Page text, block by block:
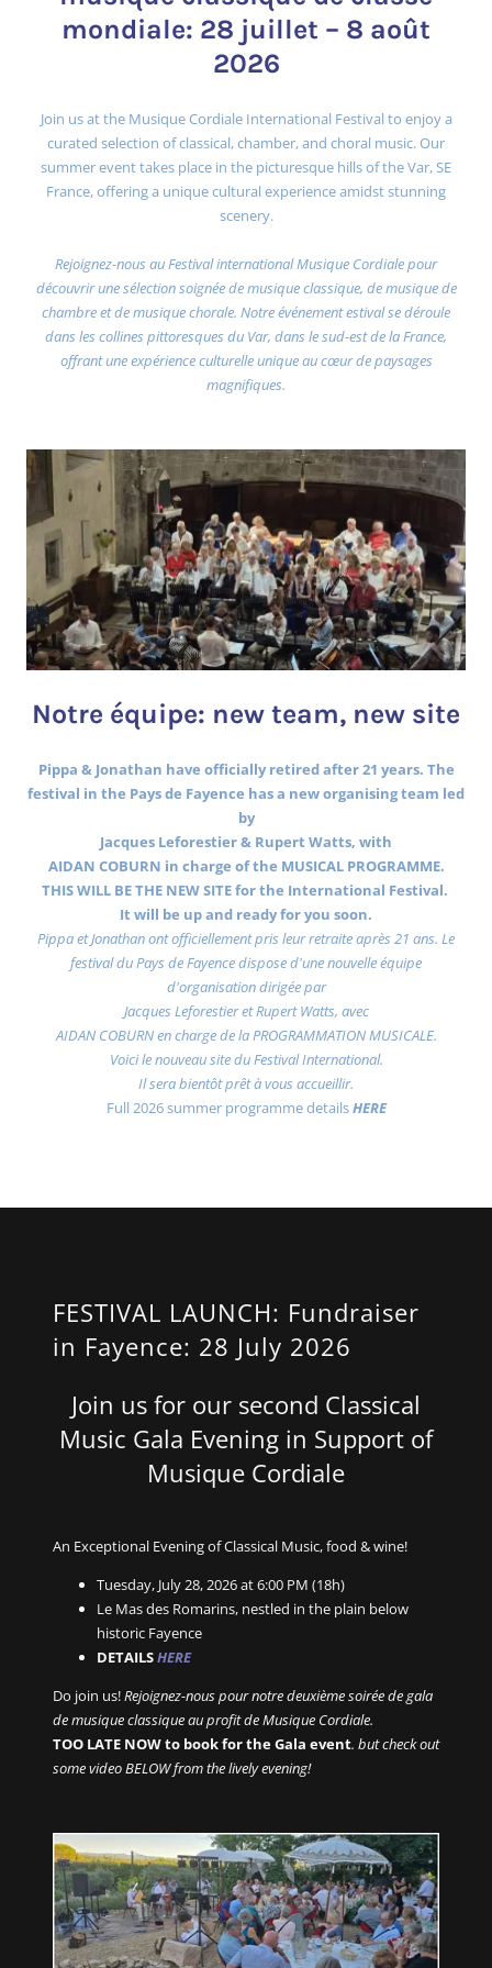
mondiale: 28 juillet – 8 août
2026
Join us at the Musique Cordiale International Festival to enjoy a
curated selection of classical, chamber, and choral music. Our
summer event takes place in the picturesque hills of the Var, SE
France, offering a unique cultural experience amidst stunning
scenery.
Rejoignez-nous au Festival international Musique Cordiale pour
découvrir une sélection soignée de musique classique, de musique de
chambre et de musique chorale. Notre événement estival se déroule
dans les collines pittoresques du Var, dans le sud-est de la France,
offrant une expérience culturelle unique au cœur de paysages
magnifiques.
Notre équipe: new team, new site
Pippa & Jonathan have officially retired after 21 years. The
festival in the Pays de Fayence has a new organising team led
by
Jacques Leforestier & Rupert Watts, with
AIDAN COBURN in charge of the MUSICAL PROGRAMME.
THIS WILL BE THE NEW SITE for the International Festival.
It will be up and ready for you soon.
Pippa et Jonathan ont officiellement pris leur retraite après 21 ans. Le
festival du Pays de Fayence dispose d'une nouvelle équipe
d'organisation dirigée par
Jacques Leforestier et Rupert Watts, avec
AIDAN COBURN en charge de la PROGRAMMATION MUSICALE.
Voici le nouveau site du Festival International.
Il sera bientôt prêt à vous accueillir.
Full 2026 summer programme detailsHERE
FESTIVAL LAUNCH: Fundraiser
in Fayence: 28 July 2026
Join us for our second Classical
Music Gala Evening in Support of
Musique Cordiale
An Exceptional Evening of Classical Music, food & wine!
Tuesday, July 28, 2026 at 6:00 PM (18h)
Le Mas des Romarins, nestled in the plain below
historic Fayence
DETAILSHERE
Do join us!Rejoignez-nous pour notre deuxième soirée de gala
de musique classique au profit de Musique Cordiale.
TOO LATE NOW to book for the Gala event. but check out
some video BELOW from the lively evening!